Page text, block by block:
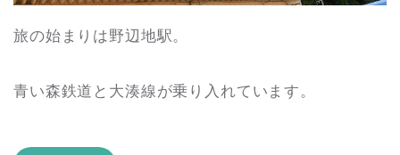
旅の始まりは野辺地駅。
青い森鉄道と大湊線が乗り入れています。